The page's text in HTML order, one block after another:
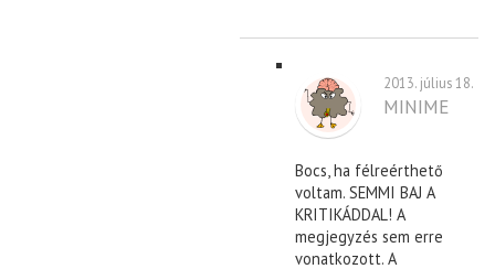
2013. július 18.
MINIME
Bocs, ha félreérthető
voltam. SEMMI BAJ A
KRITIKÁDDAL! A
megjegyzés sem erre
vonatkozott. A